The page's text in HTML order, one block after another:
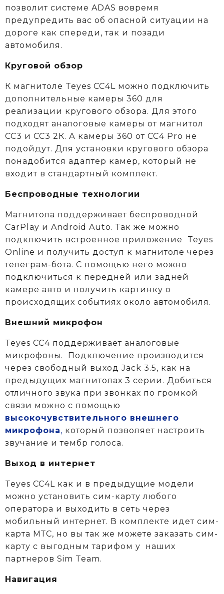
позволит системе ADAS вовремя
предупредить вас об опасной ситуации на
дороге как спереди, так и позади
автомобиля.
Круговой обзор
К магнитоле Teyes CC4L можно подключить
дополнительные камеры 360 для
реализации кругового обзора. Для этого
подходят аналоговые камеры от магнитол
СС3 и СС3 2К. А камеры 360 от CC4 Pro не
подойдут. Для установки кругового обзора
понадобится адаптер камер, который не
входит в стандартный комплект.
Беспроводные технологии
Магнитола поддерживает беспроводной
CarPlay и Android Auto. Так же можно
подключить встроенное приложение Teyes
Online и получить доступ к магнитоле через
телеграм-бота. С помощью него можно
подключиться к передней или задней
камере авто и получить картинку о
происходящих событиях около автомобиля.
Внешний микрофон
Teyes CC4 поддерживает аналоговые
микрофоны. Подключение производится
через свободный выход Jack 3.5, как на
предыдущих магнитолах 3 серии. Добиться
отличного звука при звонках по громкой
связи можно с помощью
высокочувствительного внешнего
микрофона, который позволяет настроить
звучание и тембр голоса.
Выход в интернет
Teyes CC4L как и в предыдущие модели
можно установить сим-карту любого
оператора и выходить в сеть через
мобильный интернет. В комплекте идет сим-
карта МТС, но вы так же можете заказать сим-
карту с выгодным тарифом у
наших
партнеров Sim Team.
Навигация